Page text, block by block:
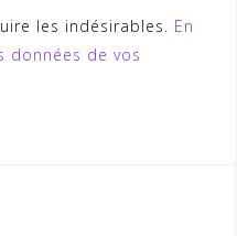
les indésirables. En
données de vos